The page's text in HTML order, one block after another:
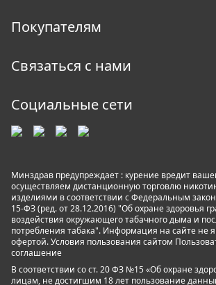
Покупателям
Связаться с нами
Социальные сети
Минздрав предупреждает : курение вредит
осуществляем дистанционную торговлю
изделиями в соответствии с Федеральным
15-ФЗ (ред. от 28.12.2016) "Об охране здоровья
воздействия окружающего табачного дыма и
потребления табака". Информация на сайте не
офертой. Условия пользования сайтом
соглашение
В соответствии со ст. 20 ФЗ №15 «Об охране
лицам, не достигшим 18 лет пользование